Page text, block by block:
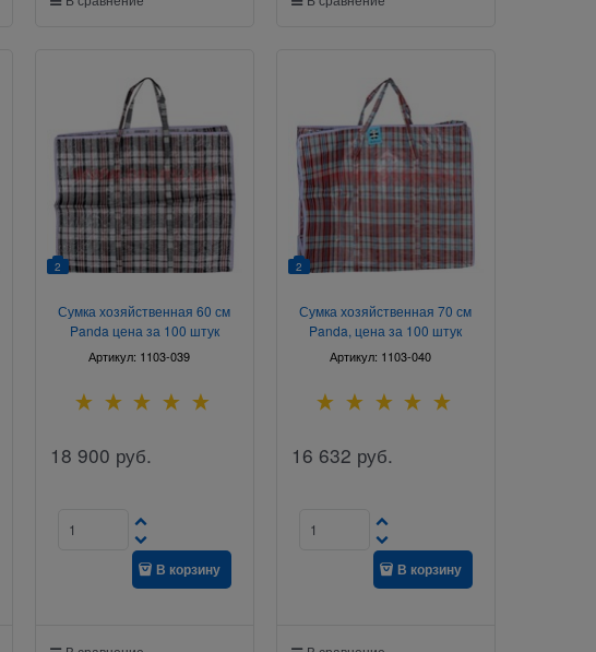
2
Сумка хозяйственная 60 см
Panda цена за 100 штук
Артикул: 1103-039
18 900 руб.
В корзину
2
Сумка хозяйственная 70 см
Panda, цена за 100 штук
Артикул: 1103-040
16 632 руб.
В корзину